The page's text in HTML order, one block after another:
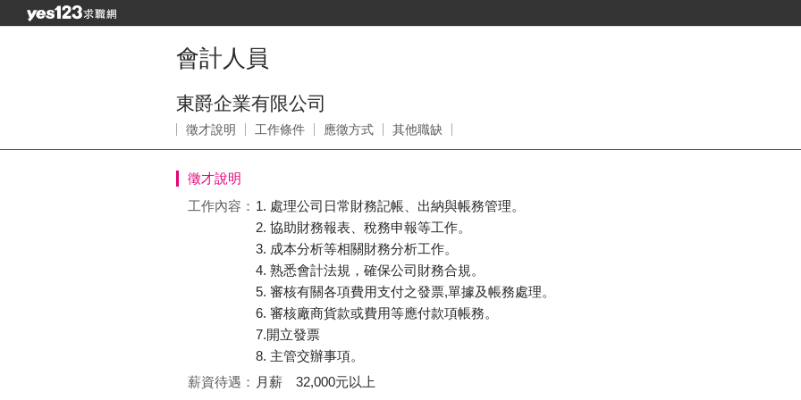
會計人員
東爵企業有限公司
徵才說明 工作條件 應徵方式 其他職缺
徵才說明
工作內容： 1. 處理公司日常財務記帳、出納與帳務管理。
2. 協助財務報表、稅務申報等工作。
3. 成本分析等相關財務分析工作。
4. 熟悉會計法規，確保公司財務合規。
5. 審核有關各項費用支付之發票,單據及帳務處理。
6. 審核廠商貨款或費用等應付款項帳務。
7.開立發票
8. 主管交辦事項。
薪資待遇： 月薪 32,000元以上